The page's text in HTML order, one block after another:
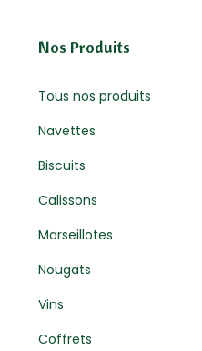
Nos Produits
Tous nos produits
Navettes
Biscuits
Calissons
Marseillotes
Nougats
Vins
Coffrets